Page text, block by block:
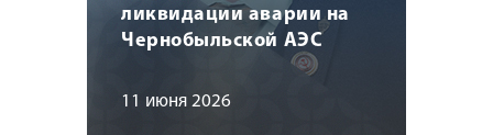
ликвидации аварии на
Чернобыльской АЭС
11 июня 2026